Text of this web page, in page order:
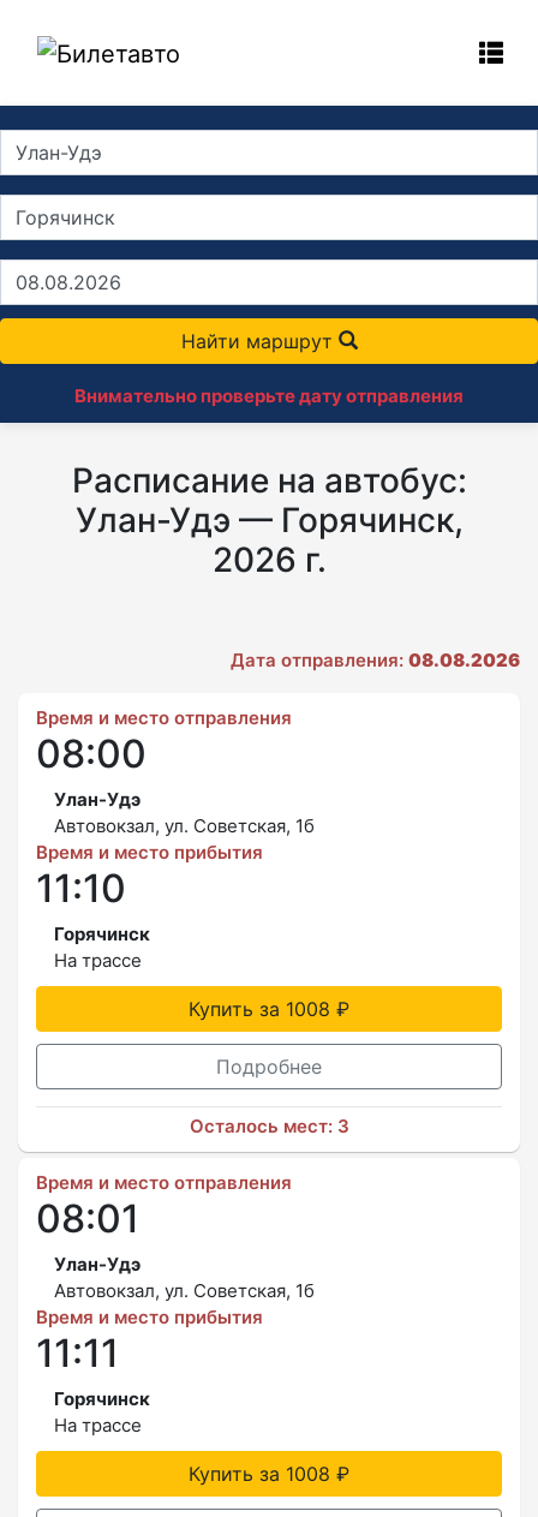
Найти маршрут
Внимательно проверьте дату отправления
Расписание на автобус:
Улан-Удэ — Горячинск,
2026 г.
Дата отправления: 08.08.2026
Время и место отправления
08:00
Улан-Удэ
Автовокзал, ул. Советская, 1б
Время и место прибытия
11:10
Горячинск
На трассе
Купить за 1008 ₽
Подробнее
Осталось мест: 3
Время и место отправления
08:01
Улан-Удэ
Автовокзал, ул. Советская, 1б
Время и место прибытия
11:11
Горячинск
На трассе
Купить за 1008 ₽